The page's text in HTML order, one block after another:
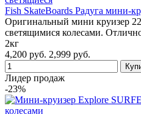
Fish SkateBoards Радуга мини-
Оригинальный мини круизер
светящимися колесами.
2кг
4,200 руб. 2,999 руб.
Лидер продаж
-23%